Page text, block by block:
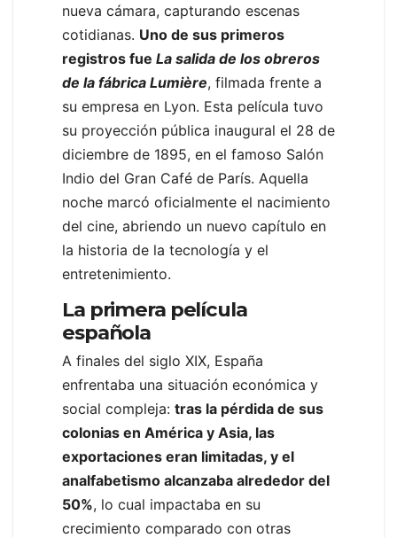
nueva cámara, capturando escenas
cotidianas. Uno de sus primeros
registros fue La salida de los obreros
de la fábrica Lumière, filmada frente a
su empresa en Lyon. Esta película tuvo
su proyección pública inaugural el 28 de
diciembre de 1895, en el famoso Salón
Indio del Gran Café de París. Aquella
noche marcó oficialmente el nacimiento
del cine, abriendo un nuevo capítulo en
la historia de la tecnología y el
entretenimiento.
La primera película
española
A finales del siglo XIX, España
enfrentaba una situación económica y
social compleja: tras la pérdida de sus
colonias en América y Asia, las
exportaciones eran limitadas, y el
analfabetismo alcanzaba alrededor del
50%, lo cual impactaba en su
crecimiento comparado con otras